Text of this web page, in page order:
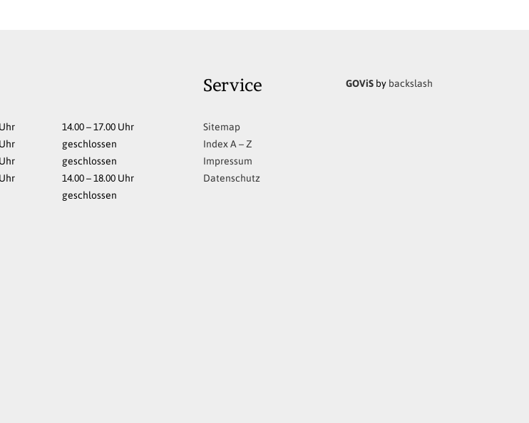
Uhr 14.00 – 17.00Uhr
Uhr
geschlossen
Uhr
geschlossen
Uhr 14.00 – 18.00Uhr
geschlossen
Service
Sitemap
Index A – Z
Impressum
Datenschutz
GOViSbybackslash